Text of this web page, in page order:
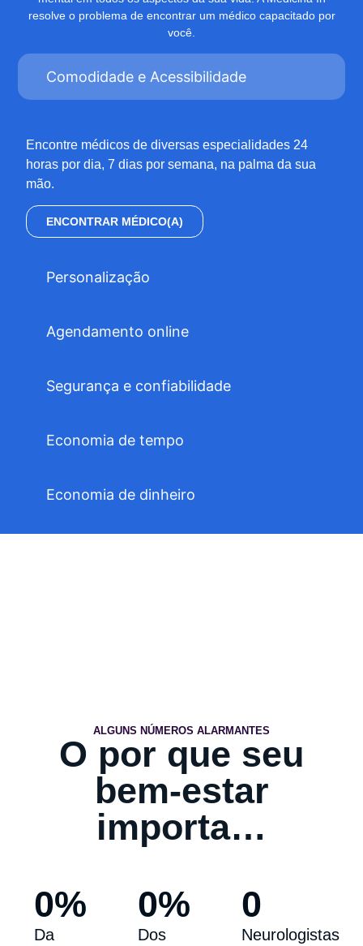
resolve o problema de encontrar um médico capacitado por
você.
Comodidade e Acessibilidade
Personalização
Agendamento online
Segurança e confiabilidade
Economia de tempo
Economia de dinheiro
Encontre médicos de diversas especialidades 24
horas por dia, 7 dias por semana, na palma da sua
mão.
ENCONTRAR MÉDICO(A)
ALGUNS NÚMEROS ALARMANTES
O por que seu
bem-estar
importa…
Da
0%
Dos
0%
Neurologistas
0